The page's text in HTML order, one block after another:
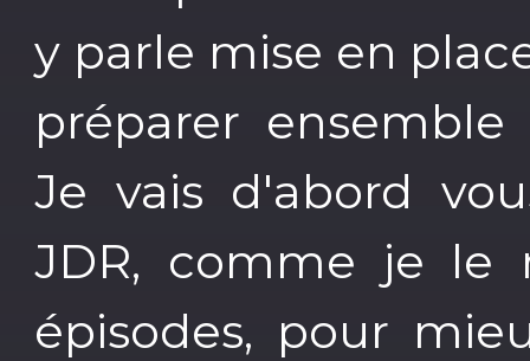
y parle mise en
préparer
Je vais d'abord
JDR, comme je le
épisodes, pour